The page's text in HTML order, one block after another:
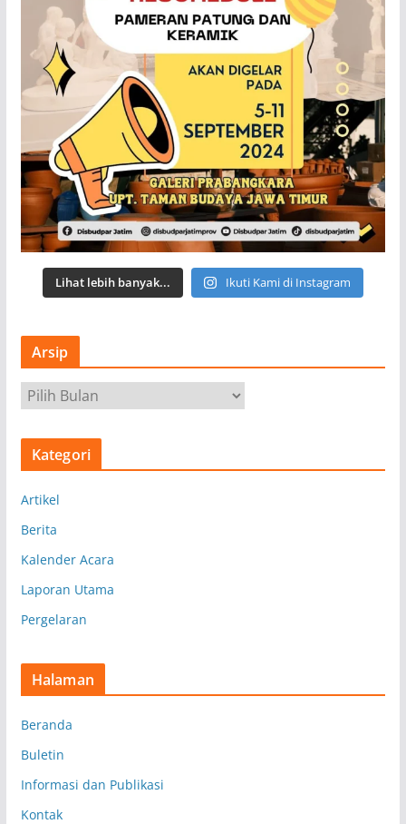
Lihat lebih banyak... Ikuti Kami di Instagram
Arsip
r
s
Kategori
Artikel
Berita
Kalender Acara
Laporan Utama
Pergelaran
Halaman
Beranda
Buletin
Informasi dan Publikasi
Kontak